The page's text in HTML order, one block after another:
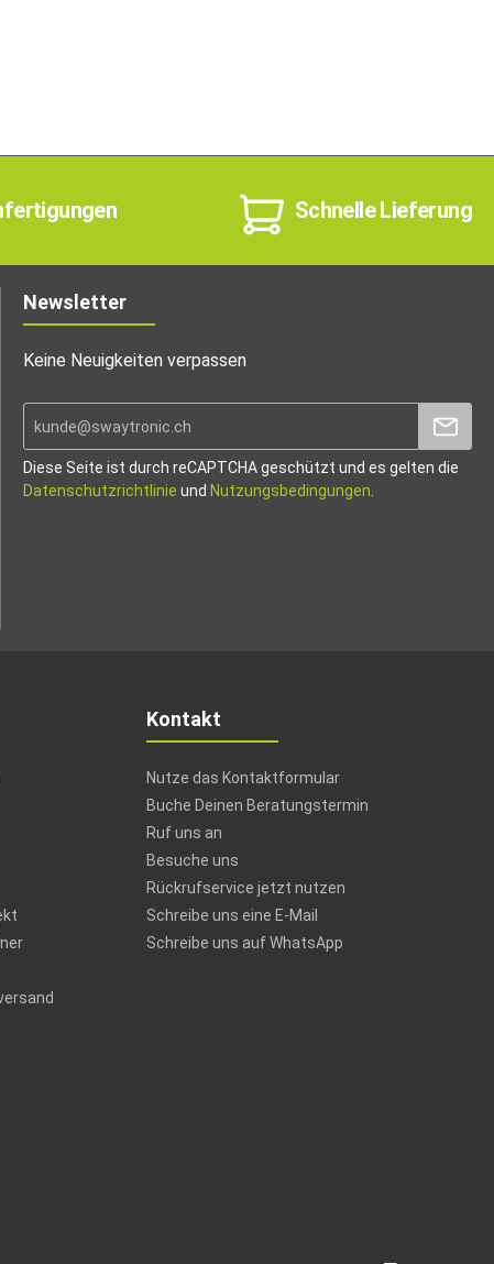
Schnelle Lieferung
Newsletter
Keine Neuigkeiten verpassen
Diese Seite ist durch reCAPTCHA geschützt und es gelten die
Datenschutzrichtlinie und Nutzungsbedingungen
Kontakt
Nutze das Kontaktformular
Buche Deinen Beratungstermin
Ruf uns an
Besuche uns
Rückrufservice jetzt nutzen
Schreibe uns eine E-Mail
Schreibe uns auf WhatsApp